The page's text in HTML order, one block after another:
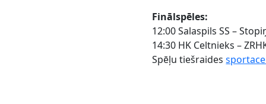
Finālspēles:
12:00 Salaspils SS –
14:30 HK Celtnieks –
Spēļu tiešraides